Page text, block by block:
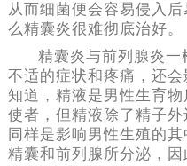
从而细菌便会容易侵入
么精囊炎很难彻底治好。
精囊炎与前列腺炎
不适的症状和疼痛，还
知道，精液是男性生育
使者，但精液除了精子
同样是影响男性生殖的
精囊和前列腺所分泌，